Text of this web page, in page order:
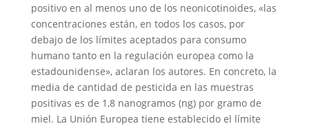
positivo en al menos uno de los neonicotinoides, «las
concentraciones están, en todos los casos, por
debajo de los límites aceptados para consumo
humano tanto en la regulación europea como la
estadounidense», aclaran los autores. En concreto, la
media de cantidad de pesticida en las muestras
positivas es de 1,8 nanogramos (ng) por gramo de
miel. La Unión Europea tiene establecido el límite